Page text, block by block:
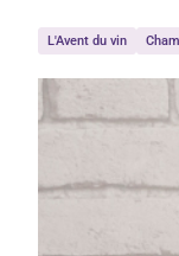
L'Avent du vin